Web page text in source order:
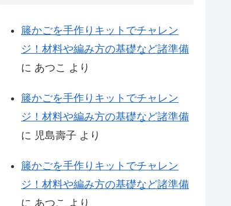
籐かごを手作りキットでチャレン
ジ！材料や編み方の基礎など諸準備
に あつこ より
籐かごを手作りキットでチャレン
ジ！材料や編み方の基礎など諸準備
に 児島壽子 より
籐かごを手作りキットでチャレン
ジ！材料や編み方の基礎など諸準備
に あつこ より